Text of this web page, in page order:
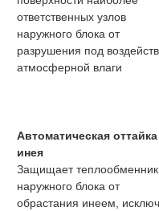
ответственных узлов
наружного блока от
разрушения под
атмосферной влаги
Автоматическая оттайка
инея
Защищает теплообменник
наружного блока от
обрастания инеем,